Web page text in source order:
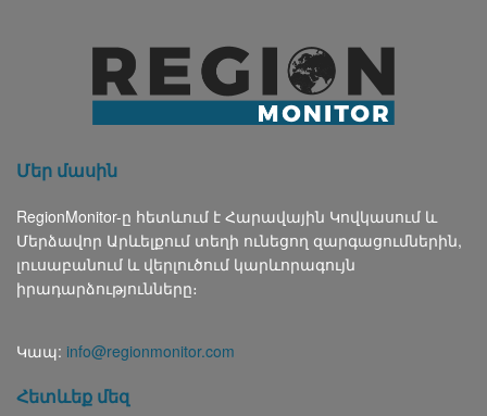
Մեր մասին
RegionMonitor-ը հետևում է Հարավային Կովկասում և
Մերձավոր Արևելքում տեղի ունեցող զարգացումներին,
լուսաբանում և վերլուծում կարևորագույն
իրադարձությունները։
Կապ: info@regionmonitor.com
Հետևեք մեզ